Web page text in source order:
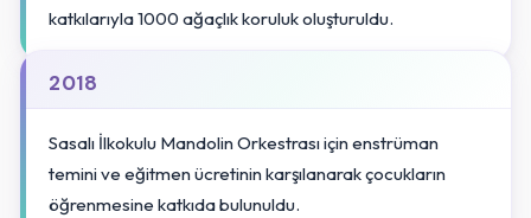
katkılarıyla 1000 ağaçlık koruluk oluşturuldu.
2018
Sasalı İlkokulu Mandolin Orkestrası için enstrüman
temini ve eğitmen ücretinin karşılanarak çocukların
öğrenmesine katkıda bulunuldu.